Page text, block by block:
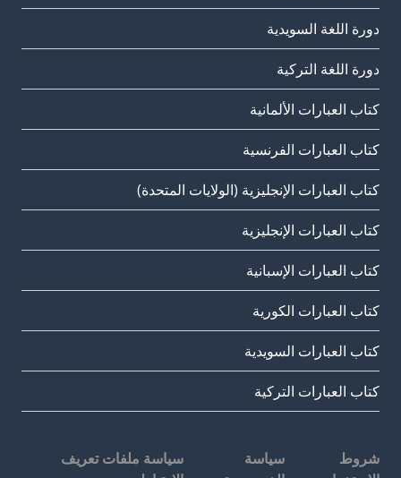
دورة اللغة السويدية
دورة اللغة التركية
كتاب العبارات الألمانية
كتاب العبارات الفرنسية
كتاب العبارات الإنجليزية (الولايات المتحدة)
كتاب العبارات الإنجليزية
كتاب العبارات الإسبانية
كتاب العبارات الكورية
كتاب العبارات السويدية
كتاب العبارات التركية
شروط
سياسة
سياسة ملفات تعريف